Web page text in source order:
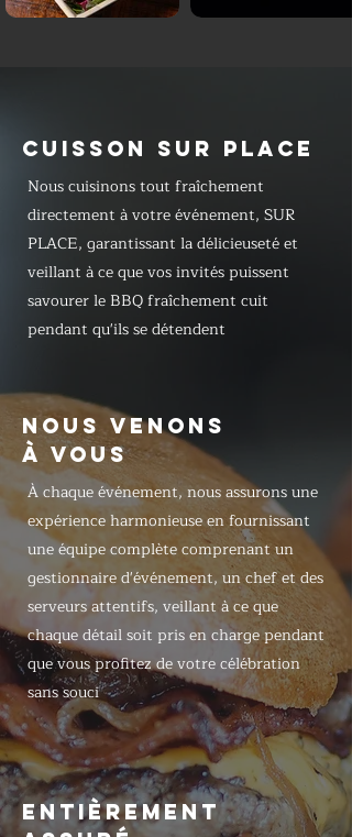
CUISSON SUR PLACE
Nous cuisinons tout fraîchement
directement à votre événement, SUR
PLACE, garantissant la délicieuseté et
veillant à ce que vos invités puissent
savourer le BBQ fraîchement cuit
pendant qu'ils se détendent
NOUS VENONS
À VOUS
À chaque événement, nous assurons une
expérience harmonieuse en fournissant
une équipe complète comprenant un
gestionnaire d'événement, un chef et des
serveurs attentifs, veillant à ce que
chaque détail soit pris en charge pendant
que vous profitez de votre célébration
sans souci
ENTIÈREMENT